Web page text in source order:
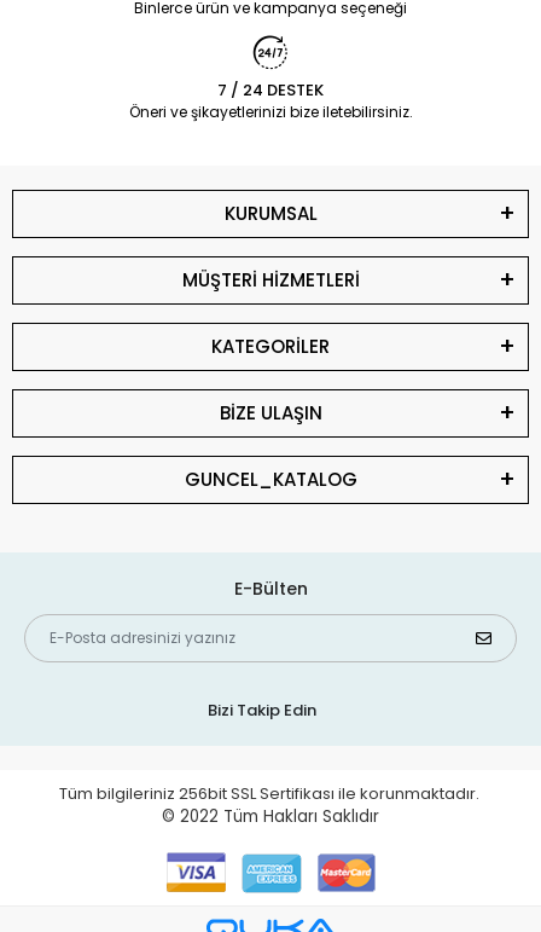
Binlerce ürün ve kampanya seçeneği
7 / 24 DESTEK
Öneri ve şikayetlerinizi bize iletebilirsiniz.
KURUMSAL
MÜŞTERİ HİZMETLERİ
KATEGORİLER
BİZE ULAŞIN
GUNCEL_KATALOG
E-Bülten
Bizi Takip Edin
Tüm bilgileriniz 256bit SSL Sertifikası ile korunmaktadır.
© 2022 Tüm Hakları Saklıdır